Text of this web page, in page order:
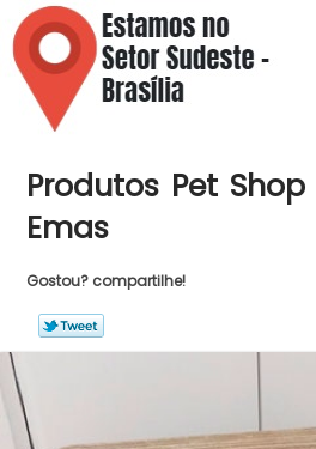
Produtos Pet
Emas
Gostou? compartilhe!